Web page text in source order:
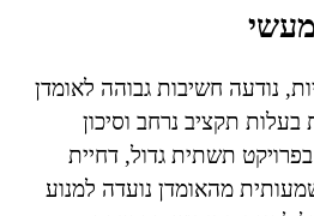
נודעה חשיבות גבוהה לאומדן
תקציב נרחב וסיכון
תשתית גדול, דחיית
מהאומדן נועדה למנוע